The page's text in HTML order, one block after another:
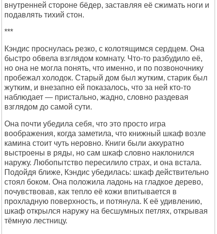
внутренней стороне бёдер, заставляя её сжимать ноги и
подавлять тихий стон.
***
Кэндис проснулась резко, с колотящимся сердцем. Она
быстро обвела взглядом комнату. Что-то разбудило её,
но она не могла понять, что именно, и по позвоночнику
пробежал холодок. Старый дом был жутким, старик был
жутким, и внезапно ей показалось, что за ней кто-то
наблюдает — пристально, жадно, словно раздевая
взглядом до самой сути.
Она почти убедила себя, что это просто игра
воображения, когда заметила, что книжный шкаф возле
камина стоит чуть неровно. Книги были аккуратно
выстроены в ряды, но сам шкаф словно наклонился
наружу. Любопытство пересилило страх, и она встала.
Подойдя ближе, Кэндис убедилась: шкаф действительно
стоял боком. Она положила ладонь на гладкое дерево,
почувствовав, как тепло её кожи впитывается в
прохладную поверхность, и потянула. К её удивлению,
шкаф открылся наружу на бесшумных петлях, открывая
тёмную лестницу.